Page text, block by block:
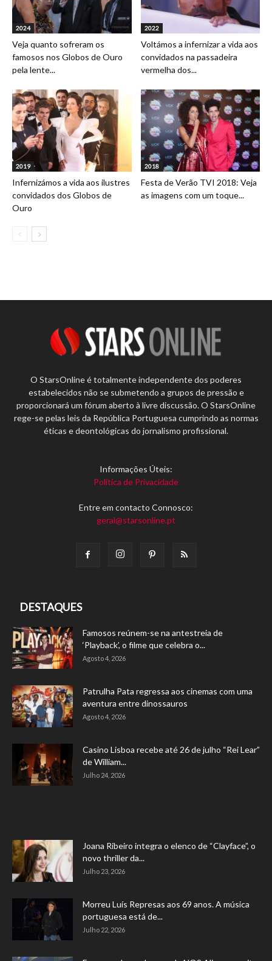
2024
Veja quanto sofreram os
famosos nos Globos de Ouro
pela lente...
2022
Voltámos a infernizar a vida aos
convidados na passadeira
vermelha dos...
2019
Infernizámos a vida aos ilustres
convidados dos Globos de
Ouro
2018
Festa de Verão TVI 2018: Veja
as imagens com um toque...
O StarsOnline é totalmente independente dos poderes
estabelecidos não se submetendo a grupos de pressão e
proporcionará um fórum aberto à livre discussão. O StarsOnline
rege-se pelas leis da República Portuguesa cumprindo as normas
éticas e deontológicas do jornalismo profissional.
Informações Úteis:
Política de Privacidade
Entre em contacto Connosco:
geral@starsonline.pt
DESTAQUES
Famosos reúnem-se na antestreia de
‘Playback’, o filme que celebra o...
Agosto 4, 2026
Patrulha Pata regressa aos cinemas com uma
aventura entre dinossauros
Agosto 4, 2026
Casino Lisboa recebe até 26 de julho “Rei Lear”
de William...
Julho 24, 2026
Joana Ribeiro integra o elenco de “Clayface”, o
novo thriller da...
Julho 23, 2026
Morreu Luís Represas aos 69 anos. A música
portuguesa está de...
Julho 22, 2026